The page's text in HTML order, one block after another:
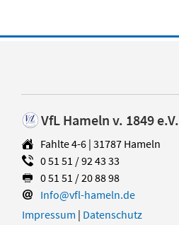
VfL Hameln v. 1849 e.V.
Fahlte 4-6 | 31787 Hameln
0 51 51 / 92 43 33
0 51 51 / 20 88 98
Info@vfl-hameln.de
Impressum | Datenschutz